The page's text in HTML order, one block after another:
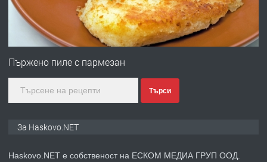
преди 3 дни
ПРЕДЛАГА
№4120 Магазин/Офис под наем в кв.
градската градина!
Пържено пиле с пармезан
Търси
За Haskovo.NET
Haskovo.NET е собственост на ЕСКОМ МЕДИА ГРУП ООД.